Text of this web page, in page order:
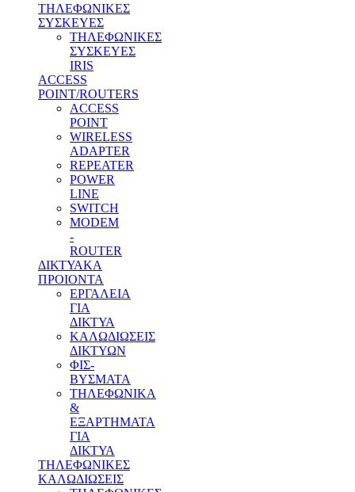
ΤΗΛΕΦΩΝΙΚΕΣ
ΣΥΣΚΕΥΕΣ
ΤΗΛΕΦΩΝΙΚΕΣ
ΣΥΣΚΕΥΕΣ
IRIS
ACCESS
POINT/ROUTERS
ACCESS
POINT
WIRELESS
ADAPTER
REPEATER
POWER
LINE
SWITCH
MODEM
-
ROUTER
ΔΙΚΤΥΑΚΑ
ΠΡΟΙΟΝΤΑ
ΕΡΓΑΛΕΙΑ
ΓΙΑ
ΔΙΚΤΥΑ
ΚΑΛΩΔΙΩΣΕΙΣ
ΔΙΚΤΥΩΝ
ΦΙΣ-
ΒΥΣΜΑΤΑ
THΛΕΦΩΝΙΚΑ
&
ΕΞΑΡΤΗΜΑΤΑ
ΓΙΑ
ΔΙΚΤΥΑ
ΤΗΛΕΦΩΝΙΚΕΣ
ΚΑΛΩΔΙΩΣΕΙΣ